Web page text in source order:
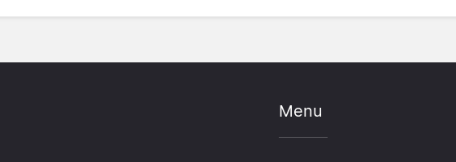
Menu